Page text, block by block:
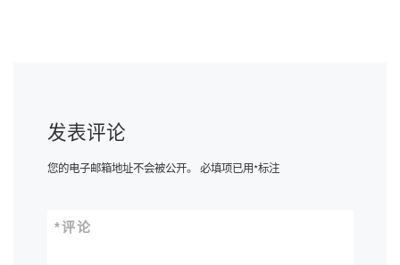
发表评论
您的电子邮箱地址不会被公开。 必填项已用*标注
评论
*